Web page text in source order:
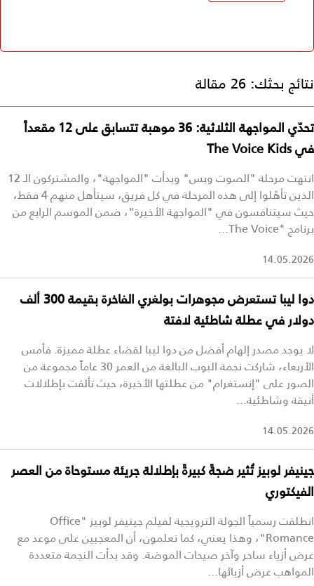
نتائج بحثك: 26 مقالة
تحدّي المواجهة الثلاثية: 36 موهبة تتسابق على 12 مقعداً
في The Voice Kids
انتهت مرحلة "الصوت وبس" وبدأت "المواجهة"، والمشتركون الـ 12
الذين تأهّلوا إلى هذه المرحلة في كل فريق، سيتأهل منهم 4 فقط،
حيث سيتنافسون في "المواجهة الأخيرة"، ضمن الموسم الرابع من
برنامج "The Voice...
14.05.2026
دوا ليبا تستعرض مجوهرات بولغري الفاخرة بقيمة 300 ألف
دولار في عطلة شاطئية لافتة
لا يوجد مصدر إلهام أفضل من دوا ليبا لقضاء عطلة مميزة. فأمس
الأربعاء، شاركت نجمة البوب البالغة من العمر 30 عاماً مجموعة من
الصور على "إنستغرام" من عطلتها الأخيرة، حيث تألقت بإطلالات
أنيقة وشاطئية...
14.05.2026
جينيفر لوبيز تُثير ضجةً كبيرةً بإطلالة جريئة مستوحاة من العصر
الفيكتوري
انطلقت رسمياً الجولة الترويجية لفيلم جينيفر لوبيز "Office
Romance"، وهذا يعني، كما تعلمون، أن المعجبين على موعد مع
عرض أزياء ساحر وآخر صيحات الموضة. وقد بدأت النجمة متعددة
المواهب عرض أزيائها...